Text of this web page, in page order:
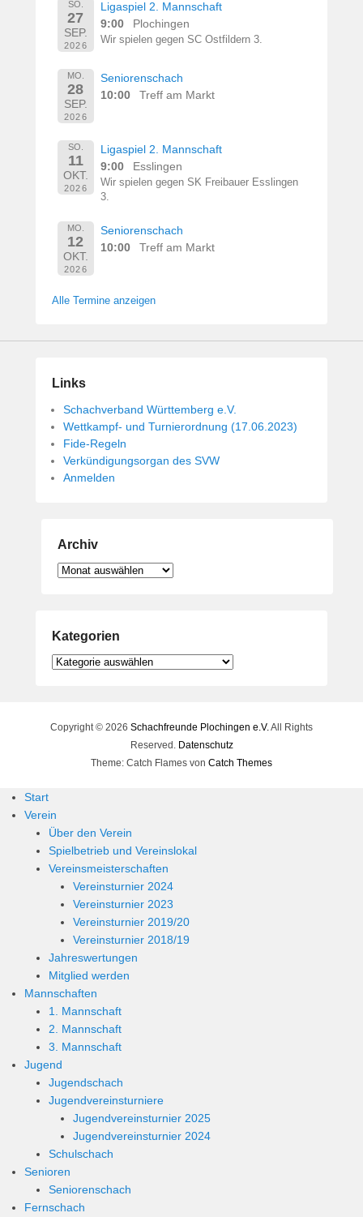
SO.
27
SEP.
2026
Ligaspiel 2. Mannschaft
9:00
Plochingen
Wir spielen gegen SC Ostfildern 3.
MO.
28
SEP.
2026
Seniorenschach
10:00
Treff am Markt
SO.
11
OKT.
2026
Ligaspiel 2. Mannschaft
9:00
Esslingen
Wir spielen gegen SK Freibauer Esslingen
3.
MO.
12
OKT.
2026
Seniorenschach
10:00
Treff am Markt
Alle Termine anzeigen
Links
Schachverband Württemberg e.V.
Wettkampf- und Turnierordnung (17.06.2023)
Fide-Regeln
Verkündigungsorgan des SVW
Anmelden
Archiv
Archiv
Kategorien
Kategorien
Copyright © 2026 Schachfreunde Plochingen e.V. All Rights
Reserved. Datenschutz
Theme: Catch Flames von Catch Themes
Start
Verein
Über den Verein
Spielbetrieb und Vereinslokal
Vereinsmeisterschaften
Vereinsturnier 2024
Vereinsturnier 2023
Vereinsturnier 2019/20
Vereinsturnier 2018/19
Jahreswertungen
Mitglied werden
Mannschaften
1. Mannschaft
2. Mannschaft
3. Mannschaft
Jugend
Jugendschach
Jugendvereinsturniere
Jugendvereinsturnier 2025
Jugendvereinsturnier 2024
Schulschach
Senioren
Seniorenschach
Fernschach